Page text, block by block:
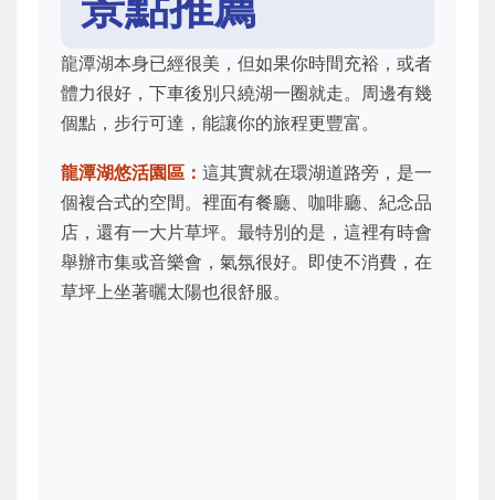
龍潭湖本身已經很美，但如果你時間充裕，或者
體力很好，下車後別只繞湖一圈就走。周邊有幾
個點，步行可達，能讓你的旅程更豐富。
龍潭湖悠活園區： 這其實就在環湖道路旁，是一
個複合式的空間。裡面有餐廳、咖啡廳、紀念品
店，還有一大片草坪。最特別的是，這裡有時會
舉辦市集或音樂會，氣氛很好。即使不消費，在
草坪上坐著曬太陽也很舒服。